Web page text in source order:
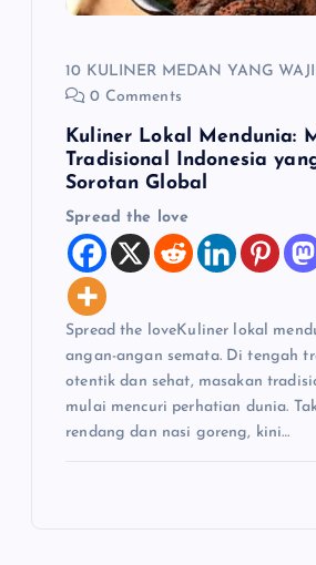
10 KULINER MEDAN YANG
0 Comments
Kuliner Lokal Mendunia:
Tradisional Indonesia
Sorotan Global
Spread the love
Spread the loveKuliner lokal
angan-angan semata. Di tengah
otentik dan sehat, masakan
mulai mencuri perhatian dunia.
rendang dan nasi goreng, kini…